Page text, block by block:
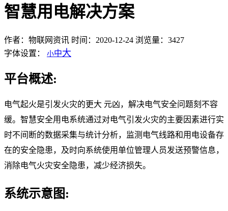
智慧用电解决方案
作者：物联网资讯 时间：2020-12-24 浏览量：3427
字体设置： 小中大
平台概述:
电气起火是引发火灾的更大 元凶，解决电气安全问题刻不容
缓。智慧安全用电系统通过对电气引发火灾的主要因素进行实
时不间断的数据采集与统计分析，监测电气线路和用电设备存
在的安全隐患，及时向系统使用单位管理人员发送预警信息，
消除电气火灾安全隐患，减少经济损失。
系统示意图: